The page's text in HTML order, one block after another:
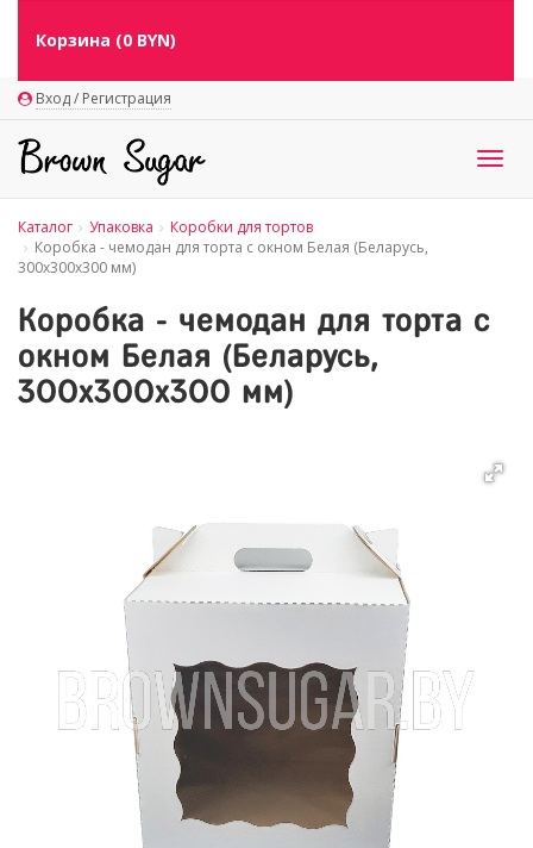
Вход / Регистрация
Корзина (0 BYN)
Каталог Упаковка
Коробки для тортов
Коробка - чемодан для торта с окном Белая (Беларусь,
300х300х300 мм)
Коробка - чемодан для торта с
окном Белая (Беларусь,
300х300х300 мм)